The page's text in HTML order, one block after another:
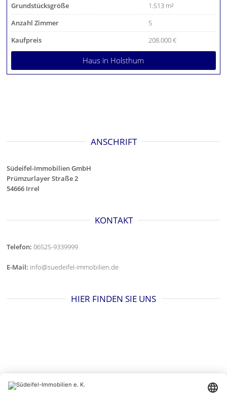
Grundstücksgröße
1.513 m²
Anzahl Zimmer
5
Kaufpreis
208.000 €
Haus in Holsthum
ANSCHRIFT
Südeifel-Immobilien GmbH
Prümzurlayer Straße 2
54666 Irrel
KONTAKT
Telefon: 06525-9339999
E-Mail: info@suedeifel-immobilien.de
HIER FINDEN SIE UNS